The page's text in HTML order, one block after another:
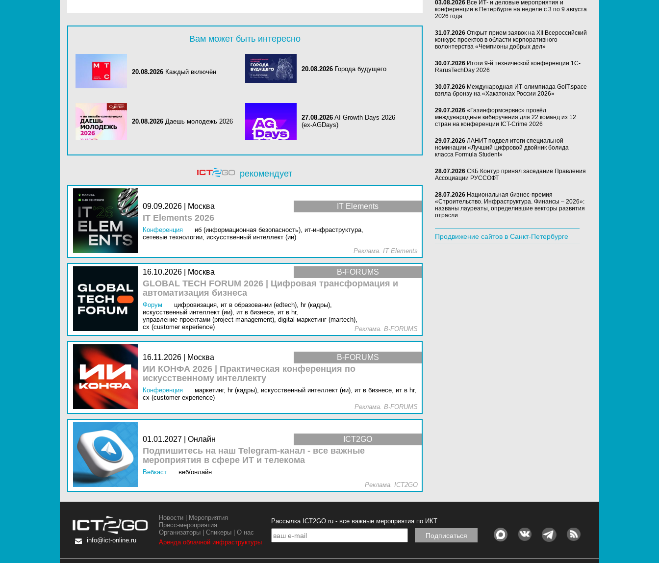
Вам может быть интересно
20.08.2026 Каждый включён 20.08.2026 Города будущего
20.08.2026 Даешь молодежь 2026
27.08.2026 AI Growth Days 2026
(ex-AGDays)
рекомендует
IT Elements
09.09.2026 | Москва
IT Elements 2026
Конференция иб (информационная безопасность), ит-инфраструктура,
сетевые технологии, искусственный интеллект (ии)
Реклама. IT Elements
B-FORUMS
16.10.2026 | Москва
GLOBAL TECH FORUM 2026 | Цифровая трансформация и
автоматизация бизнеса
Форум цифровизация, ит в образовании (edtech), hr (кадры),
искусственный интеллект (ии), ит в бизнесе, ит в hr,
управление проектами (project management), digital-маркетинг (martech),
cx (customer experience)
Реклама. B-FORUMS
B-FORUMS
16.11.2026 | Москва
ИИ КОНФА 2026 | Практическая конференция по
искусственному интеллекту
Конференция маркетинг, hr (кадры), искусственный интеллект (ии), ит в бизнесе, ит в hr,
cx (customer experience)
Реклама. B-FORUMS
ICT2GO
01.01.2027 | Онлайн
Подпишитесь на наш Telegram-канал - все важные
мероприятия в сфере ИТ и телекома
Вебкаст
веб/онлайн
Реклама. ICT2GO
03.08.2026 Все ИТ- и деловые мероприятия и
конференции в Петербурге на неделе с 3 по 9 августа
2026 года
31.07.2026 Открыт прием заявок на XII Всероссийский
конкурс проектов в области корпоративного
волонтерства «Чемпионы добрых дел»
30.07.2026 Итоги 9-й технической конференции 1C-
RarusTechDay 2026
30.07.2026 Международная ИТ-олимпиада GoIT.space
взяла бронзу на «Хакатонах России 2026»
29.07.2026 «Газинформсервис» провёл
международные киберучения для 22 команд из 12
стран на конференции ICT-Crime 2026
29.07.2026 ЛАНИТ подвел итоги специальной
номинации «Лучший цифровой двойник болида
класса Formula Student»
28.07.2026 СКБ Контур принял заседание Правления
Ассоциации РУССОФТ
28.07.2026 Национальная бизнес-премия
«Строительство. Инфраструктура. Финансы – 2026»:
названы лауреаты, определившие векторы развития
отрасли
Продвижение сайтов в Санкт-Петербурге
info@ict-online.ru
Новости
Мероприятия
Пресс-мероприятия
Организаторы |Спикеры |О нас
Аренда облачной инфраструктуры
Рассылка ICT2GO.ru - все важные мероприятия по ИКТ